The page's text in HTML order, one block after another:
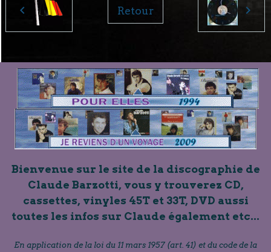
Retour
Bienvenue sur le site de la discographie de
Claude Barzotti, vous y trouverez CD,
cassettes, vinyles 45T et 33T, DVD aussi
toutes les infos sur Claude également etc...
En application de la loi du 11 mars 1957 (art. 41) et du code de la